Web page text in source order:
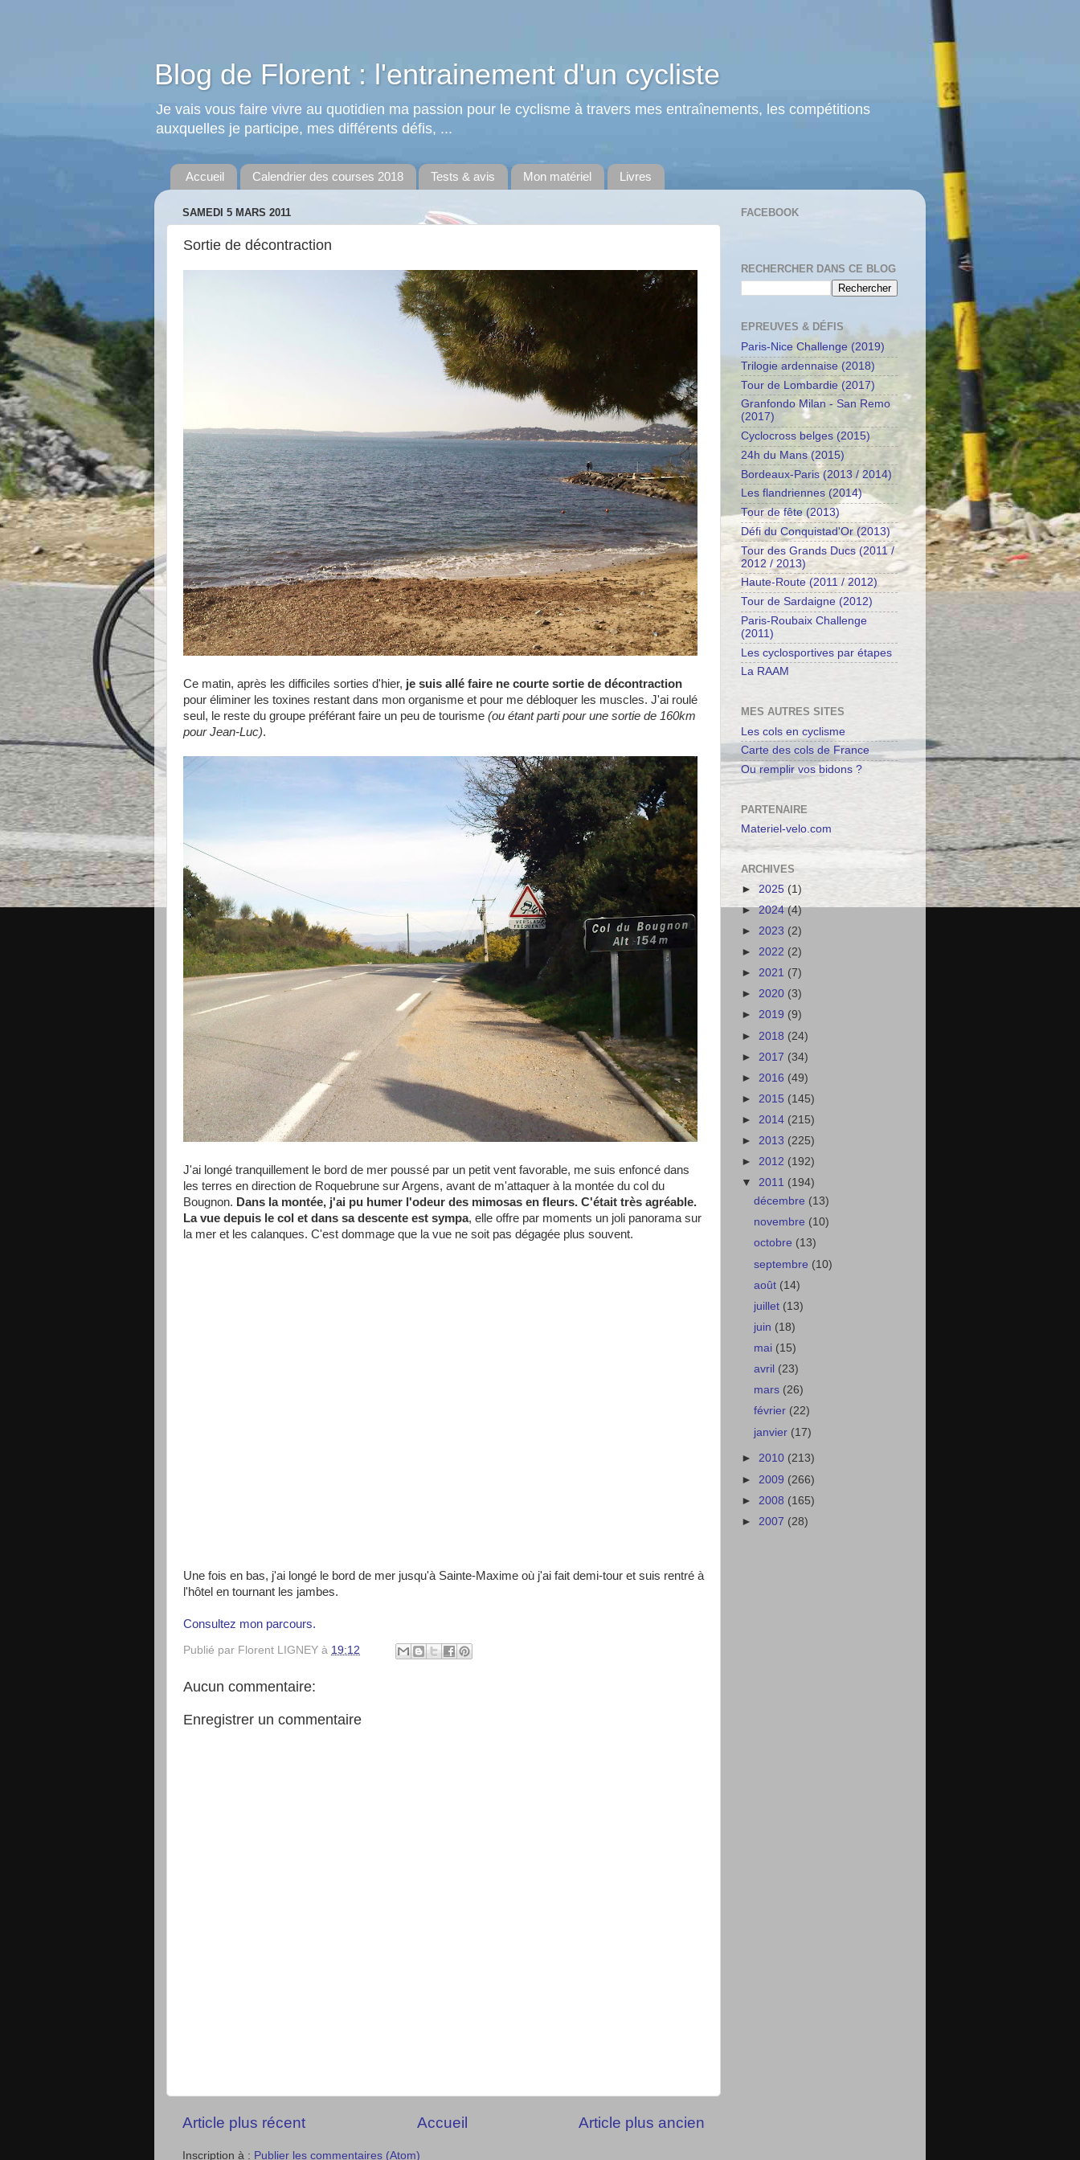
Blog de Florent : l'entrainement d'un cycliste
Je vais vous faire vivre au quotidien ma passion pour le cyclisme à travers mes entraînements, les compétitions
auxquelles je participe, mes différents défis, ...
Accueil Calendrier des courses 2018 Tests & avis Mon matériel Livres
SAMEDI 5 MARS 2011
Sortie de décontraction
Ce matin, après les difficiles sorties d'hier, je suis allé faire ne courte sortie de décontraction
pour éliminer les toxines restant dans mon organisme et pour me débloquer les muscles. J'ai roulé
seul, le reste du groupe préférant faire un peu de tourisme (ou étant parti pour une sortie de 160km
pour Jean-Luc).
J'ai longé tranquillement le bord de mer poussé par un petit vent favorable, me suis enfoncé dans
les terres en direction de Roquebrune sur Argens, avant de m'attaquer à la montée du col du
Bougnon. Dans la montée, j'ai pu humer l'odeur des mimosas en fleurs. C'était très agréable.
La vue depuis le col et dans sa descente est sympa, elle offre par moments un joli panorama sur
la mer et les calanques. C'est dommage que la vue ne soit pas dégagée plus souvent.
Une fois en bas, j'ai longé le bord de mer jusqu'à Sainte-Maxime où j'ai fait demi-tour et suis rentré à
l'hôtel en tournant les jambes.
Consultez mon parcours.
Publié par Florent LIGNEY à 19:12
Aucun commentaire:
Enregistrer un commentaire
Article plus récent Article plus ancien
Accueil
Inscription à : Publier les commentaires (Atom)
FACEBOOK
RECHERCHER DANS CE BLOG
EPREUVES & DÉFIS
Paris-Nice Challenge (2019)
Trilogie ardennaise (2018)
Tour de Lombardie (2017)
Granfondo Milan - San Remo
(2017)
Cyclocross belges (2015)
24h du Mans (2015)
Bordeaux-Paris (2013 / 2014)
Les flandriennes (2014)
Tour de fête (2013)
Défi du Conquistad'Or (2013)
Tour des Grands Ducs (2011 /
2012 / 2013)
Haute-Route (2011 / 2012)
Tour de Sardaigne (2012)
Paris-Roubaix Challenge
(2011)
Les cyclosportives par étapes
La RAAM
MES AUTRES SITES
Les cols en cyclisme
Carte des cols de France
Ou remplir vos bidons ?
PARTENAIRE
Materiel-velo.com
ARCHIVES
► 2025 (1)
►2024(4)
► 2023 (2)
► 2022 (2)
► 2021 (7)
► 2020 (3)
► 2019 (9)
► 2018 (24)
► 2017 (34)
► 2016 (49)
► 2015 (145)
► 2014 (215)
► 2013 (225)
► 2012 (192)
▼ 2011 (194)
décembre (13)
novembre (10)
octobre (13)
septembre (10)
août (14)
juillet (13)
juin (18)
mai (15)
avril (23)
mars (26)
février (22)
janvier (17)
► 2010 (213)
► 2009 (266)
► 2008 (165)
► 2007 (28)